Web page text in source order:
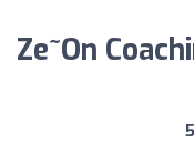
Ze~On
5